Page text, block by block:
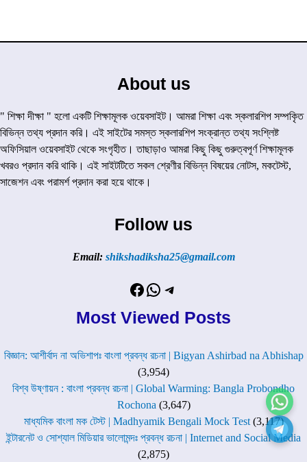
About us
" শিক্ষা দীক্ষা " হলো একটি শিক্ষামূলক ওয়েবসাইট। আমরা শিক্ষা এবং স্কলারশিপ সম্পকৃিত
বিভিন্ন তথ্য প্রদান করি। এই সাইটের সমস্ত স্কলারশিপ সংক্রান্ত তথ্য সংশ্লিষ্ট
অফিসিয়াল ওয়েবসাইট থেকে সংগৃহীত। তাছাড়াও আমরা কিছু কিছু গুরুত্বপূর্ণ শিক্ষামূলক
খবরও প্রদান করি থাকি। এই সাইটটিতে সকল শ্রেণীর বিভিন্ন বিষয়ের নোটস, মকটেস্ট,
সাজেশন এবং পরামর্শ প্রদান করা হয়ে থাকে।
Follow us
Email: shikshadiksha25@gmail.com
Facebook
WhatsApp
Telegram
Most Viewed Posts
বিজ্ঞান: আশীর্বাদ না অভিশাপঃ বাংলা প্রবন্ধ রচনা | Bigyan Ashirbad na Abhishap
(3,954)
বিশ্ব উষ্ণায়ন : বাংলা প্রবন্ধ রচনা | Global Warming: Bangla Probondho
Rochona (3,647)
মাধ্যমিক বাংলা মক টেস্ট | Madhyamik Bengali Mock Test (3,117)
ইন্টারনেট ও সোশ্যাল মিডিয়ার ভালোমন্দঃ প্রবন্ধ রচনা | Internet and Social Media
(2,875)